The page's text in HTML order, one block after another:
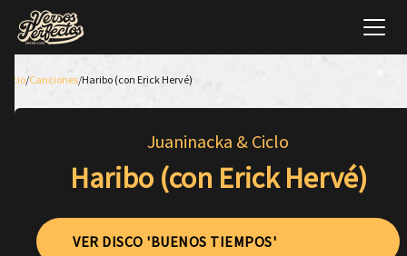
Inicio/Canciones/Haribo (con Erick Hervé)
Juaninacka & Ciclo
Haribo (con Erick Hervé)
VER DISCO 'BUENOS TIEMPOS'